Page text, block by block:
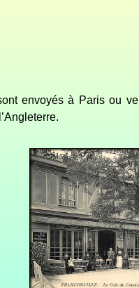
envoyés à Paris ou